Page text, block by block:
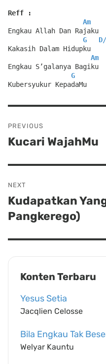
Reff :
Am
Engkau Allah Dan Rajaku
G
D/
Kakasih Dalam Hidupku
Am
Engkau S’galanya Bagiku
G
Kubersyukur KepadaMu
navigation
PREVIOUS
Previous
Kucari WajahMu
NEXT
Next
post:
Kudapatkan
Pangkerego)
Konten Terbaru
Yesus Setia
Jacqlien Celosse
Bila Engkau Tak
Welyar Kauntu